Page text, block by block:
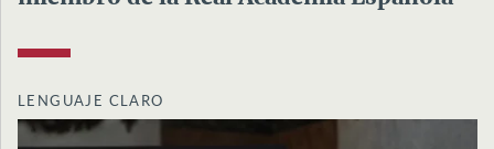
LENGUAJE CLARO